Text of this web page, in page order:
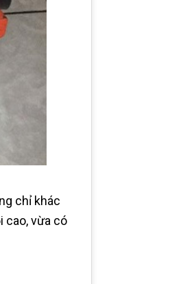
chỉ khác
cao, vừa có